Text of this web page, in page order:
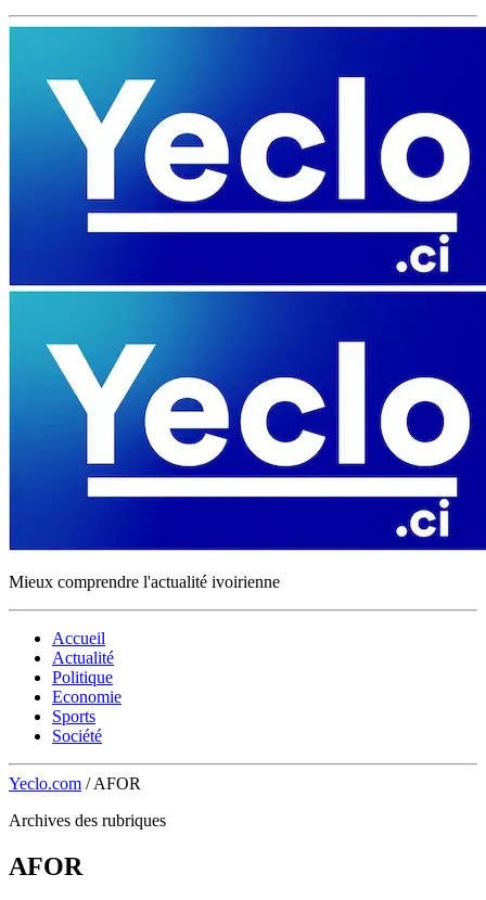
Mieux comprendre l'actualité ivoirienne
Accueil
Actualité
Politique
Economie
Sports
Société
Yeclo.com / AFOR
Archives des rubriques
AFOR